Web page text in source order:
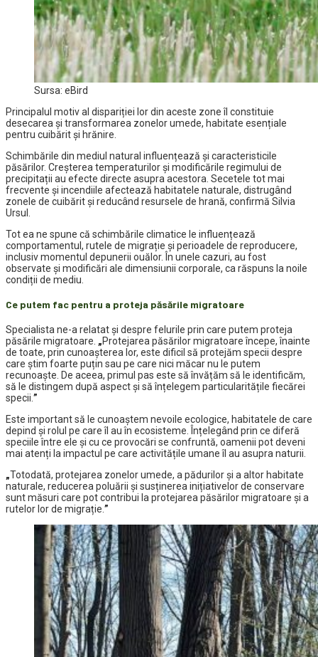
Sursa: eBird
Principalul motiv al dispariției lor din aceste zone îl constituie
desecarea și transformarea zonelor umede, habitate esențiale
pentru cuibărit și hrănire.
Schimbările din mediul natural influențează și caracteristicile
păsărilor. Creșterea temperaturilor și modificările regimului de
precipitații au efecte directe asupra acestora. Secetele tot mai
frecvente și incendiile afectează habitatele naturale, distrugând
zonele de cuibărit și reducând resursele de hrană, confirmă Silvia
Ursul.
Tot ea ne spune că schimbările climatice le influențează
comportamentul, rutele de migrație și perioadele de reproducere,
inclusiv momentul depunerii ouălor. În unele cazuri, au fost
observate și modificări ale dimensiunii corporale, ca răspuns la noile
condiții de mediu.
Ce putem fac pentru a proteja păsările migratoare
Specialista ne-a relatat și despre felurile prin care putem proteja
păsările migratoare. „Protejarea păsărilor migratoare începe, înainte
de toate, prin cunoașterea lor, este dificil să protejăm specii despre
care știm foarte puțin sau pe care nici măcar nu le putem
recunoaște. De aceea, primul pas este să învățăm să le identificăm,
să le distingem după aspect și să înțelegem particularitățile fiecărei
specii. ”
Este important să le cunoaștem nevoile ecologice, habitatele de care
depind și rolul pe care îl au în ecosisteme. Înțelegând prin ce diferă
speciile între ele și cu ce provocări se confruntă, oamenii pot deveni
mai atenți la impactul pe care activitățile umane îl au asupra naturii.
„Totodată, protejarea zonelor umede, a pădurilor și a altor habitate
naturale, reducerea poluării și susținerea inițiativelor de conservare
sunt măsuri care pot contribui la protejarea păsărilor migratoare și a
rutelor lor de migrație. ”